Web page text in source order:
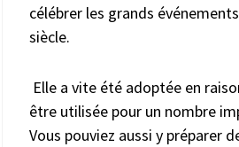
célébrer les grands
siècle.
Elle a vite été adoptée en
être utilisée pour un nombre
Vous pouviez aussi y préparer